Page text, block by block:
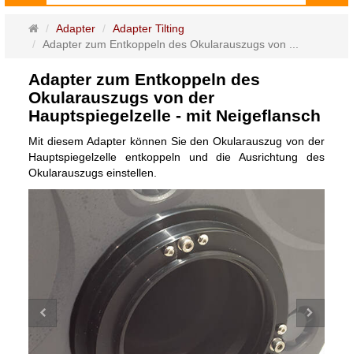
Startseite
Adapter
Adapter Tilting
Adapter zum Entkoppeln des Okularauszugs von ...
Adapter zum Entkoppeln des
Okularauszugs von der
Hauptspiegelzelle - mit Neigeflansch
Mit diesem Adapter können Sie den Okularauszug von der
Hauptspiegelzelle entkoppeln und die Ausrichtung des
Okularauszugs einstellen.